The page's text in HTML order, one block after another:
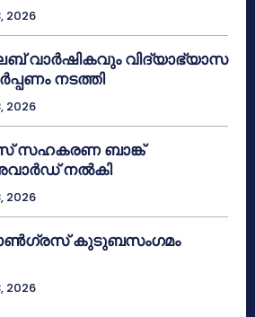
2026
വാർഷികവും വിദ്യാഭ്യാസ
നടത്തി
2026
സഹകരണ ബാങ്ക്
നൽകി
2026
കുടുബസംഗമം
2026